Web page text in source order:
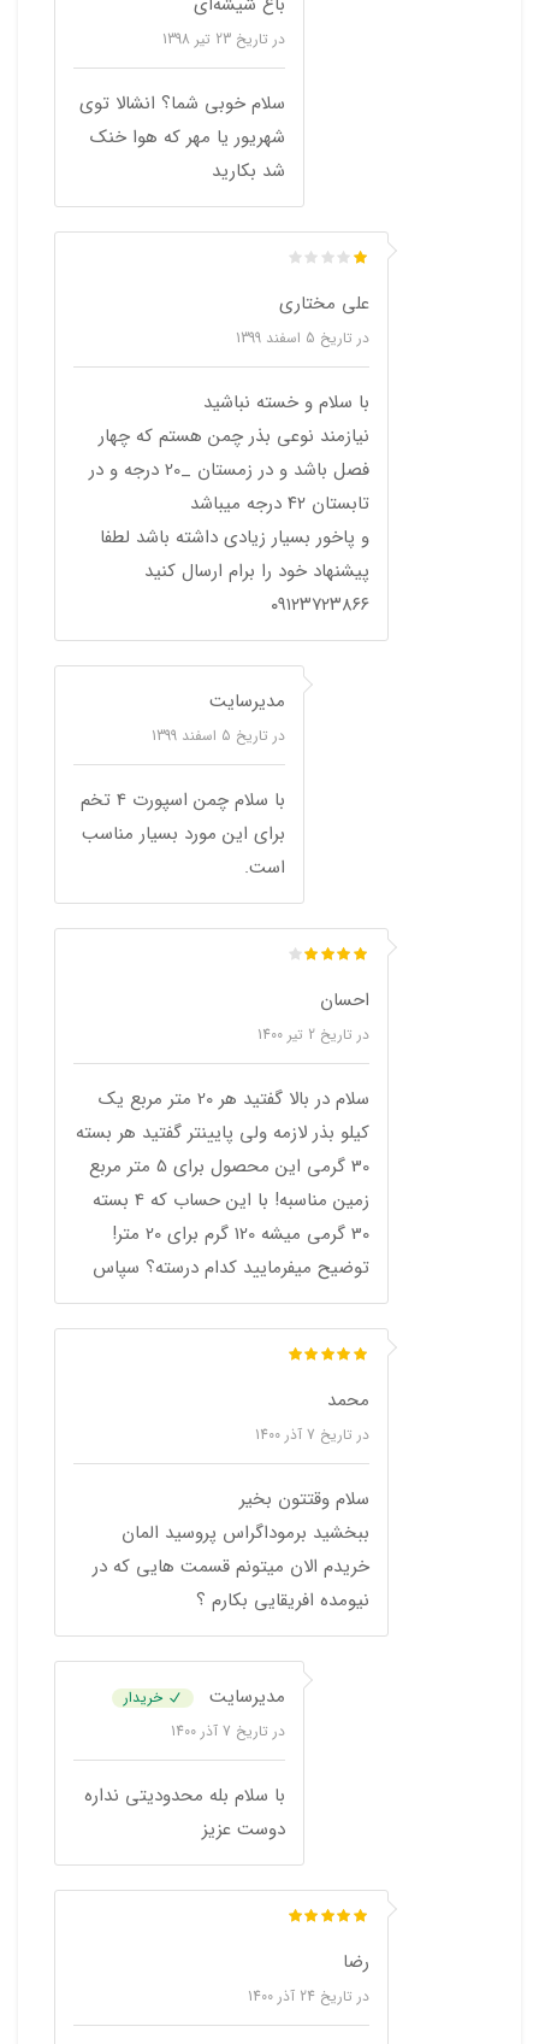
در تاریخ 23 تیر 1398
سلام خوبی شما؟ انشالا توی
شهریور یا مهر که هوا خنک
شد بکارید
علی مختاری
در تاریخ 5 اسفند 1399
با سلام و خسته نباشید
نیازمند نوعی بذر چمن هستم که چهار
فصل باشد و در زمستان _20 درجه و در
تابستان ۴۲ درجه میباشد
و پاخور بسیار زیادی داشته باشد لطفا
پیشنهاد خود را برام ارسال کنید
۰۹۱۲۳۷۲۳۸۶۶
مدیرسایت
در تاریخ 5 اسفند 1399
با سلام چمن اسپورت 4 تخم
برای این مورد بسیار مناسب
است.
احسان
در تاریخ 2 تیر 1400
سلام در بالا گفتید هر 20 متر مربع یک
کیلو بذر لازمه ولی پایینتر گفتید هر بسته
30 گرمی این محصول برای 5 متر مربع
زمین مناسبه! با این حساب که 4 بسته
30 گرمی میشه 120 گرم برای 20 متر!
توضیح میفرمایید کدام درسته؟ سپاس
محمد
در تاریخ 7 آذر 1400
سلام وقتتون بخیر
ببخشید برموداگراس پروسید المان
خریدم الان میتونم قسمت هایی که در
نیومده افریقایی بکارم ؟
مدیرسایت
خریدار
در تاریخ 7 آذر 1400
با سلام بله محدودیتی نداره
دوست عزیز
رضا
در تاریخ 24 آذر 1400